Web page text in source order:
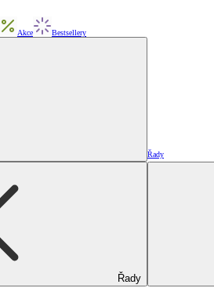
Akce Bestsellery
Řady
Řady